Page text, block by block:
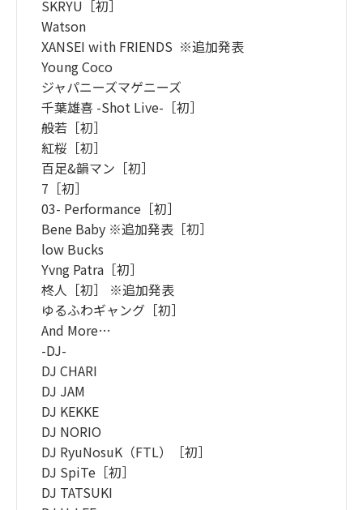
SKRYU［初］
Watson
XANSEI with FRIENDS ※追加発表
Young Coco
ジャパニーズマゲニーズ
千葉雄喜 -Shot Live-［初］
般若［初］
紅桜［初］
百足&韻マン［初］
7［初］
03- Performance［初］
Bene Baby ※追加発表［初］
low Bucks
Yvng Patra［初］
柊人［初］ ※追加発表
ゆるふわギャング［初］
And More…
-DJ-
DJ CHARI
DJ JAM
DJ KEKKE
DJ NORIO
DJ RyuNosuK（FTL）［初］
DJ SpiTe［初］
DJ TATSUKI